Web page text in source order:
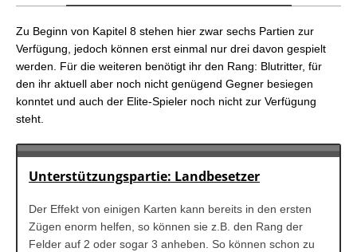
Zu Beginn von Kapitel 8 stehen hier zwar sechs Partien zur
Verfügung, jedoch können erst einmal nur drei davon gespielt
werden. Für die weiteren benötigt ihr den Rang: Blutritter, für
den ihr aktuell aber noch nicht genügend Gegner besiegen
konntet und auch der Elite-Spieler noch nicht zur Verfügung
steht.
Unterstützungspartie: Landbesetzer
Der Effekt von einigen Karten kann bereits in den ersten
Zügen enorm helfen, so können sie z.B. den Rang der
Felder auf 2 oder sogar 3 anheben. So können schon zu